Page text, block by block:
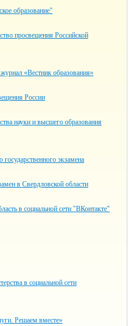
образование"
просвещения Российской
«Вестник образования»
России
науки и высшего образования
экзамена
в Свердловской области
в социальной сети "ВКонтакте"
в социальной сети
Решаем вместе»